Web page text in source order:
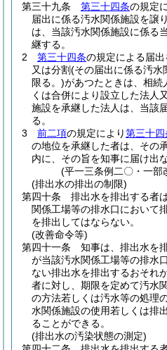
第三十九条
第三十四条の規定
届出に係る汚水関係施設を譲
は、当該汚水関係施設に係る
継する。
2
第三十四条の規定による届
又は分割(その届出に係る汚水
限る。)があつたときは、相続
くは合併により設立した法人
施設を承継した法人は、当該
る。
3
前二項の規定により第三十四
の地位を承継した者は、その
内に、その旨を知事に届け出
(平一三条例二〇・一部
(排出水の排出の制限)
第四十条
排出水を排出する者
関係工場等の排水口において
を排出してはならない。
(改善命令等)
第四十一条
知事は、排出水を
が当該汚水関係工場等の排水
ない排出水を排出するおそれ
者に対し、期限を定めて汚水
の方法若しくは汚水等の処理
水関係施設の使用若しくは排
ることができる。
(排出水の汚染状態の測定)